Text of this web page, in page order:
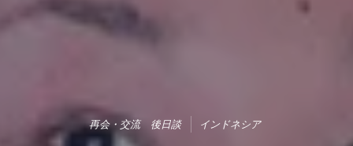
再会・交流 後日談 インドネシア